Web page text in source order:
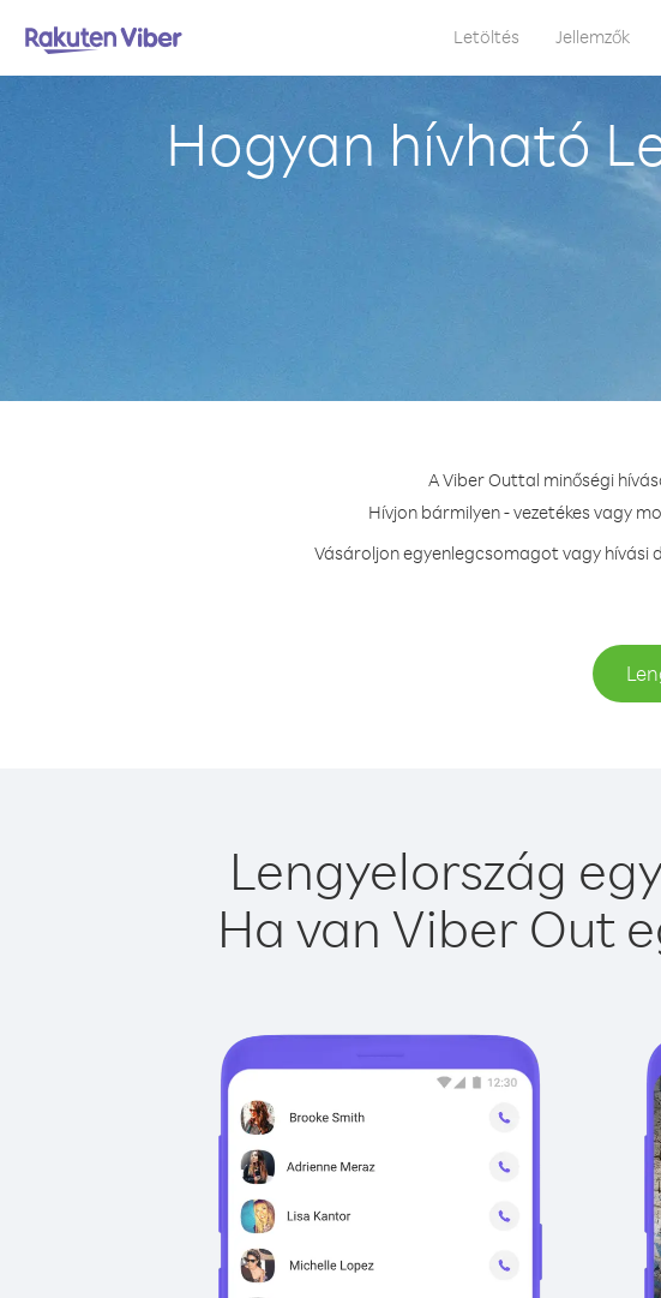
Letöltés Jellemzők
Hogyan hívható
A Viber Outtal minőségi
Hívjon bármilyen - vezetékes vagy
Vásároljon egyenlegcsomagot vagy
Lengyelország
Ha van Viber Out